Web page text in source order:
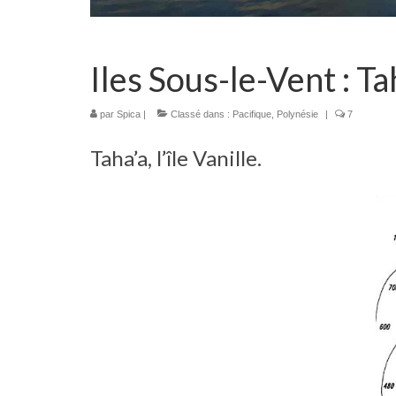
Iles Sous-le-Vent :
par Spica | Classé dans : Pacifique Polynésie | 7
Taha’a, l’île Vanille.